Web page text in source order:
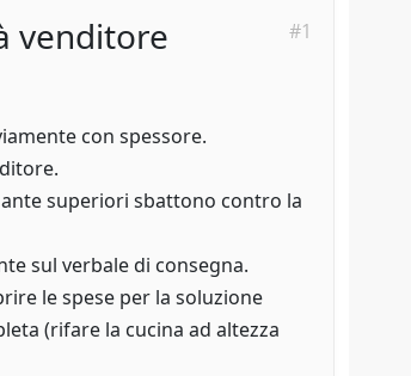
venditore #1
con spessore.
superiori sbattono contro la
sul verbale di consegna.
le spese per la soluzione
(rifare la cucina ad altezza